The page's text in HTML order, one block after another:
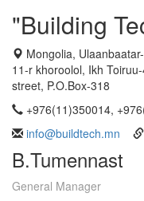
"Building
Mongolia,
11-r khoroolol, Ikh
street, P.O.Box-318
+976(11)350014,
info@buildtech.mn
B.Tumennast
General Manager